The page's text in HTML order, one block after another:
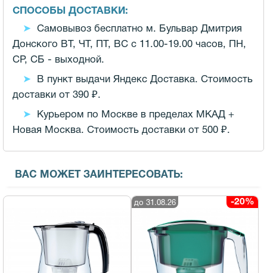
СПОСОБЫ ДОСТАВКИ:
Самовывоз бесплатно м. Бульвар Дмитрия
Донского ВТ, ЧТ, ПТ, ВС с 11.00-19.00 часов,
ПН,
СР, СБ - выходной.
В пункт выдачи Яндекс Доставка. Стоимость
доставки от 390 ₽.
Курьером по Москве в пределах МКАД +
Новая Москва. Стоимость доставки от 500 ₽.
ВАС МОЖЕТ ЗАИНТЕРЕСОВАТЬ:
-20%
до 31.08.26